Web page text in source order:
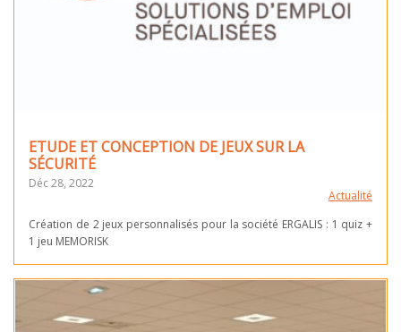
ETUDE ET CONCEPTION DE JEUX SUR LA
SÉCURITÉ
Déc 28, 2022
Actualité
Création de 2 jeux personnalisés pour la société ERGALIS : 1 quiz +
1 jeu MEMORISK